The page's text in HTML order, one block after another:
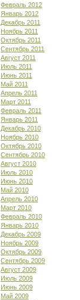
Февраль 2012
Январь 2012
Декабрь 2011
Ноябрь 2011
Октябрь 2011
Сентябрь 2011
Август 2011
Июль 2011
Июнь 2011
Май 2011
Апрель 2011
Март 2011
Февраль 2011
Январь 2011
Декабрь 2010
Ноябрь 2010
Октябрь 2010
Сентябрь 2010
Август 2010
Июль 2010
Июнь 2010
Май 2010
Апрель 2010
Март 2010
Февраль 2010
Январь 2010
Декабрь 2009
Ноябрь 2009
Октябрь 2009
Сентябрь 2009
Август 2009
Июль 2009
Июнь 2009
Май 2009